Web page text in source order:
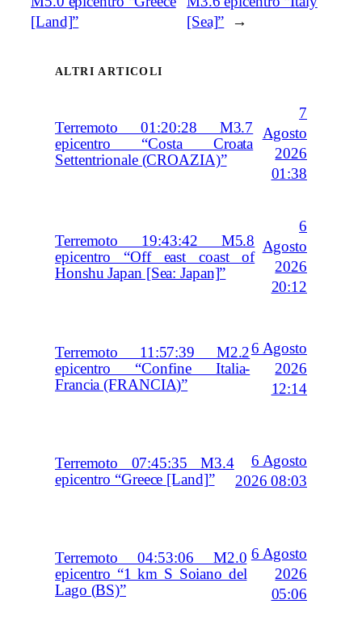
[Land]”
[Sea]”
→
ALTRI ARTICOLI
Terremoto 01:20:28 M3.7
epicentro “Costa Croata
Settentrionale (CROAZIA)”
7
Agosto
2026
01:38
Terremoto 19:43:42 M5.8
epicentro “Off east coast of
Honshu Japan [Sea: Japan]”
6
Agosto
2026
20:12
Terremoto 11:57:39 M2.2
epicentro “Confine Italia-
Francia (FRANCIA)”
6 Agosto
2026
12:14
Terremoto 07:45:35 M3.4
epicentro “Greece [Land]”
6 Agosto
2026 08:03
Terremoto 04:53:06 M2.0
epicentro “1 km S Soiano del
Lago (BS)”
6 Agosto
2026
05:06